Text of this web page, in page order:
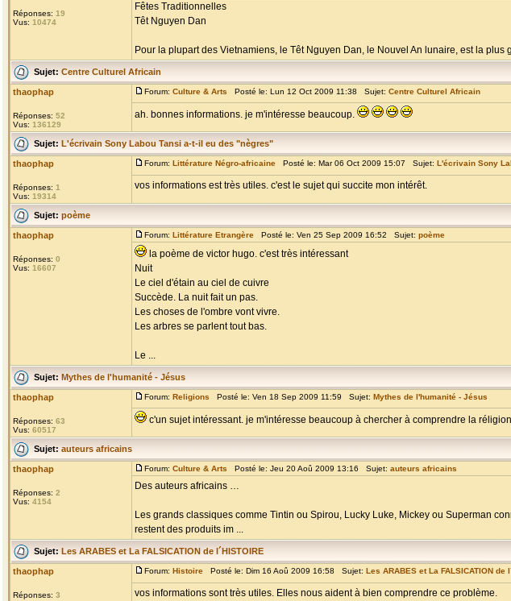
Réponses: 19
Vus: 10474
Fêtes Traditionnelles
Têt Nguyen Dan
Pour la plupart des Vietnamiens, le Têt Nguyen Dan, le Nouvel An lunaire, est la
Sujet: Centre Culturel Africain
thaophap
Réponses: 52
Vus: 136129
Forum: Culture & Arts Posté le: Lun 12 Oct 2009 11:38 Sujet: Centre Culturel Africain
ah. bonnes informations. je m'intéresse beaucoup.
Sujet: L'écrivain Sony Labou Tansi a-t-il eu des "nègres"
thaophap
Réponses: 1
Vus: 19314
Forum: Littérature Négro-africaine Posté le: Mar 06 Oct 2009 15:07 Sujet: L'écrivain Sony
vos informations est très utiles. c'est le sujet qui succite mon intérêt.
Sujet: poème
thaophap
Réponses: 0
Vus: 16607
Forum: Littérature Etrangère Posté le: Ven 25 Sep 2009 16:52 Sujet: poème
la poème de victor hugo. c'est très intéressant
Nuit
Le ciel d'étain au ciel de cuivre
Succède. La nuit fait un pas.
Les choses de l'ombre vont vivre.
Les arbres se parlent tout bas.
Le ...
Sujet: Mythes de l'humanité - Jésus
thaophap
Réponses: 63
Vus: 60517
Forum: Religions Posté le: Ven 18 Sep 2009 11:59 Sujet: Mythes de l'humanité - Jésus
c'un sujet intéressant. je m'intéresse beaucoup à chercher à comprendre la
Sujet: auteurs africains
thaophap
Réponses: 2
Vus: 4154
Forum: Culture & Arts Posté le: Jeu 20 Aoû 2009 13:16 Sujet: auteurs africains
Des auteurs africains …
Les grands classiques comme Tintin ou Spirou, Lucky Luke, Mickey ou Superman
restent des produits im ...
Sujet: Les ARABES et La FALSICATION de l´HISTOIRE
thaophap
Réponses: 3
Forum: Histoire Posté le: Dim 16 Aoû 2009 16:58 Sujet: Les ARABES et La FALSICATION de
vos informations sont très utiles. Elles nous aident à bien comprendre ce problème.